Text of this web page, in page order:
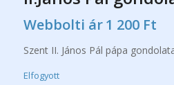
Webbolti ár 1 200 Ft
Szent II. János Pál pápa
Elfogyott